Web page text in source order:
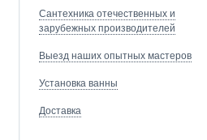
Сантехника отечественных и
зарубежных производителей
Выезд наших опытных мастеров
Установка ванны
Доставка